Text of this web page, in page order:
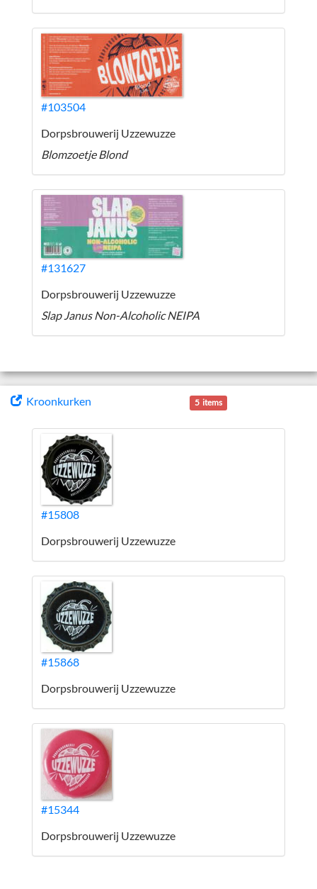
#103504
Dorpsbrouwerij Uzzewuzze
Blomzoetje Blond
#131627
Dorpsbrouwerij Uzzewuzze
Slap Janus Non-Alcoholic NEIPA
Kroonkurken 5 items
#15808
Dorpsbrouwerij Uzzewuzze
#15868
Dorpsbrouwerij Uzzewuzze
#15344
Dorpsbrouwerij Uzzewuzze